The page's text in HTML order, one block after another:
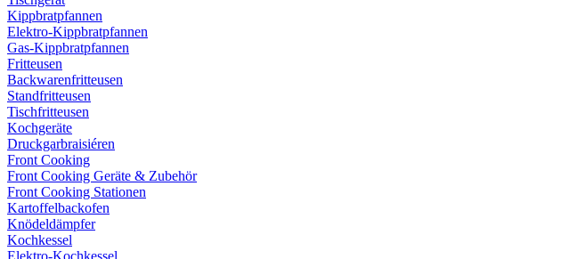
Kippbratpfannen
Elektro-Kippbratpfannen
Gas-Kippbratpfannen
Fritteusen
Backwarenfritteusen
Standfritteusen
Tischfritteusen
Kochgeräte
Druckgarbraisiéren
Front Cooking
Front Cooking Geräte & Zubehör
Front Cooking Stationen
Kartoffelbackofen
Knödeldämpfer
Kochkessel
Elektro-Kochkessel